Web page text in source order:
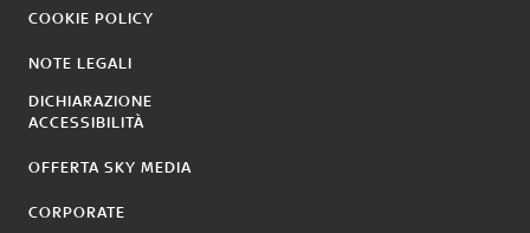
COOKIE POLICY
NOTE LEGALI
DICHIARAZIONE
ACCESSIBILITÀ
OFFERTA SKY MEDIA
CORPORATE